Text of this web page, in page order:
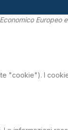
Europeo
"cookie"). I